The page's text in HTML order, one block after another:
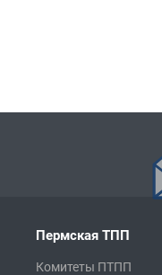
Пермская ТПП
Комитеты ПТПП